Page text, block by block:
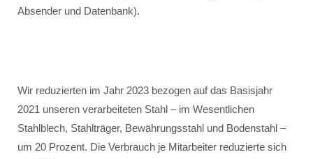
Absender und Datenbank).
Wir reduzierten im Jahr 2023 bezogen auf das Basisjahr
2021 unseren verarbeiteten Stahl – im Wesentlichen
Stahlblech, Stahlträger, Bewährungsstahl und Bodenstahl –
um 20 Prozent. Die Verbrauch je Mitarbeiter reduzierte sich